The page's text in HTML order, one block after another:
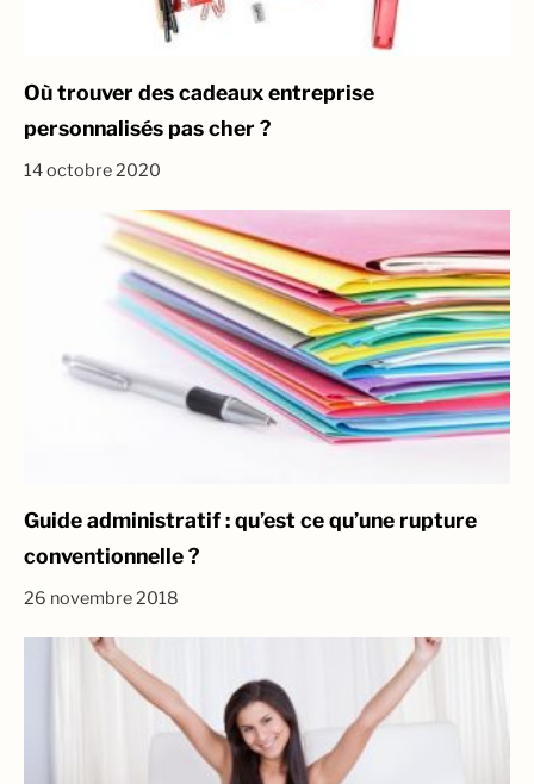
Où trouver des cadeaux entreprise
personnalisés pas cher ?
14 octobre 2020
Guide administratif : qu’est ce qu’une rupture
conventionnelle ?
26 novembre 2018